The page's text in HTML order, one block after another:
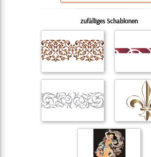
zufälliges Schablonen